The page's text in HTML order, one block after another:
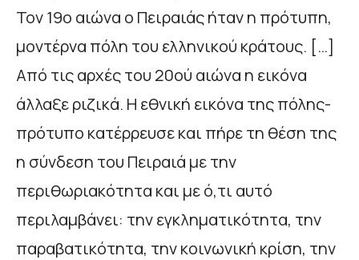
Τον 19ο αιώνα ο Πειραιάς ήταν η πρότυπη,
µοντέρνα πόλη του ελληνικού κράτους. […]
Από τις αρχές του 20ού αιώνα η εικόνα
άλλαξε ριζικά. Η εθνική εικόνα της πόλης-
πρότυπο κατέρρευσε και πήρε τη θέση της
η σύνδεση του Πειραιά µε την
περιθωριακότητα και µε ό,τι αυτό
περιλαµβάνει: την εγκληµατικότητα, την
παραβατικότητα, την κοινωνική κρίση, την